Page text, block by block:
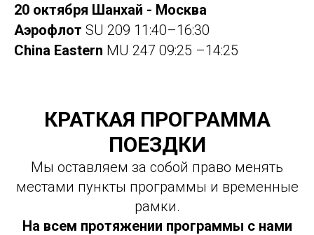
20 октября Шанхай - Москва
Аэрофлот SU 209 11:40–16:30
China Eastern MU 247 09:25 –14:25
КРАТКАЯ ПРОГРАММА
ПОЕЗДКИ
Мы оставляем за собой право менять
местами пункты программы и временные
рамки.
На всем протяжении программы с нами